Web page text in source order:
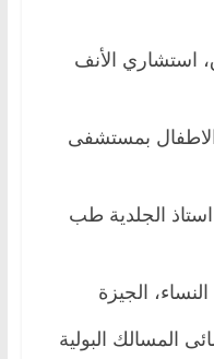
استشاري الأنف
بمستشفى
استاذ الجلدية طب
الجيزة
المسالك البولية